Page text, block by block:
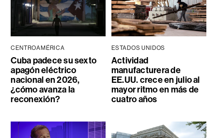
CENTROAMÉRICA
Cuba padece su sexto
apagón eléctrico
nacional en 2026,
¿cómo avanza la
reconexión?
ESTADOS UNIDOS
Actividad
manufacturera de
EE.UU. crece en julio al
mayor ritmo en más de
cuatro años